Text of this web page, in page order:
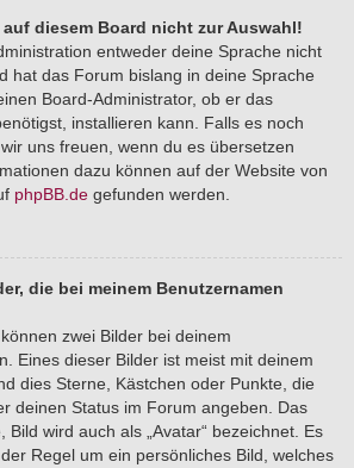
diesem Board nicht zur Auswahl!
entweder deine Sprache nicht
hat das Forum bislang in deine Sprache
Board-Administrator, ob er das
installieren kann. Falls es noch
uns freuen, wenn du es übersetzen
dazu können auf der Website von
phpBB.de gefunden werden.
die bei meinem Benutzernamen
zwei Bilder bei deinem
Eines dieser Bilder ist meist mit deinem
dies Sterne, Kästchen oder Punkte, die
deinen Status im Forum angeben. Das
wird auch als „Avatar“ bezeichnet. Es
Regel um ein persönliches Bild, welches